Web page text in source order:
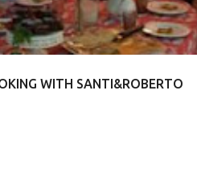
WITH SANTI&ROBERTO